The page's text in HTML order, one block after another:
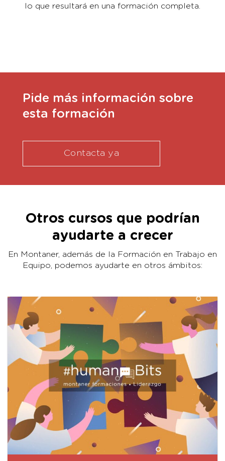
lo que resultará en una formación completa.
Pide más información sobre
esta formación
Contacta ya
Otros cursos que podrían
ayudarte a crecer
En Montaner, además de la Formación en Trabajo en
Equipo, podemos ayudarte en otros ámbitos: